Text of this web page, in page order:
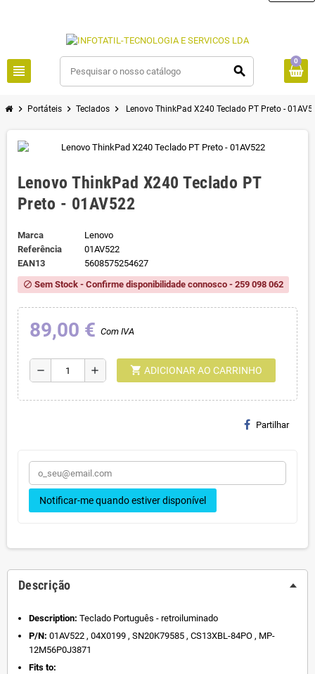
view_headline search
0
chevron_right Portáteis chevron_right Teclados chevron_right Lenovo ThinkPad X240 Teclado PT Preto -
Lenovo ThinkPad X240 Teclado PT
Preto - 01AV522
Marca
Lenovo
Referência
01AV522
EAN13
5608575254627
block Sem Stock - Confirme disponibilidade connosco - 259 098 062
89,00 € Com IVA
remove add shopping_cart ADICIONAR AO CARRINHO
Partilhar
Notificar-me quando estiver disponível
Descrição
Description: Teclado Português - retroiluminado
P/N: 01AV522 , 04X0199 , SN20K79585 , CS13XBL-84PO , MP-
12M56P0J3871
Fits to: